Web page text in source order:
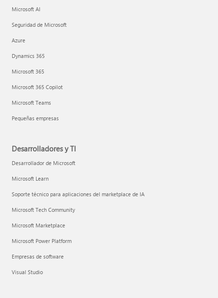
Microsoft AI
Seguridad de Microsoft
Azure
Dynamics 365
Microsoft 365
Microsoft 365 Copilot
Microsoft Teams
Pequeñas empresas
Desarrolladores y TI
Desarrollador de Microsoft
Microsoft Learn
Soporte técnico para aplicaciones del marketplace de IA
Microsoft Tech Community
Microsoft Marketplace
Microsoft Power Platform
Empresas de software
Visual Studio